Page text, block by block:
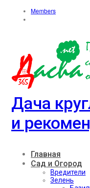
Members
Дача
и
Главная
Сад и Огород
Вредители
Зелень